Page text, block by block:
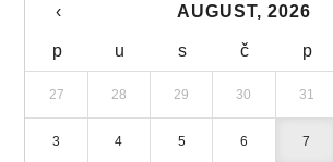
‹ AUGUST, 2026
p u s č p
27 28 29 30 31
3 4 5 6 7
TURISTIČKA PATROLA
TURISTIČKA SIGNALIZACIJA